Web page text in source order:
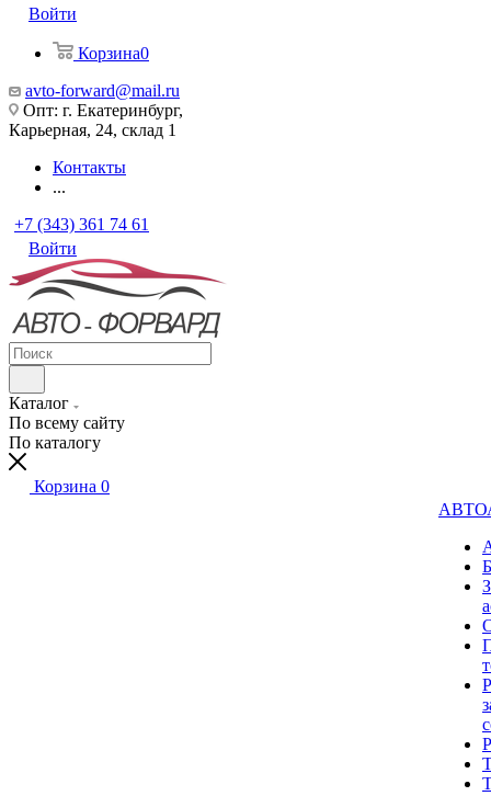
Войти
Корзина0
avto-forward@mail.ru
Опт: г. Екатеринбург,
Карьерная, 24, склад 1
Контакты
...
+7 (343) 361 74 61
Войти
Каталог
По всему сайту
По каталогу
Корзина 0